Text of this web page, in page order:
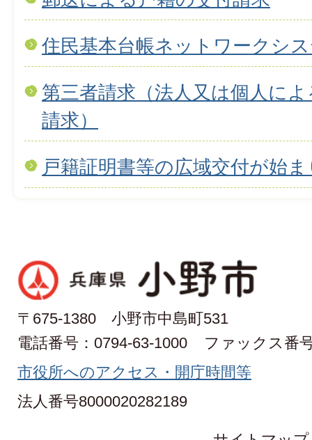
住民基本台帳ネットワークシ
第三者請求（法人又は個人に
請求）
戸籍証明書等の広域交付が始
〒675-1380 小野市中島町531
電話番号：0794-63-1000
ファックス番
市役所へのアクセス・開庁時間等
法人番号8000020282189